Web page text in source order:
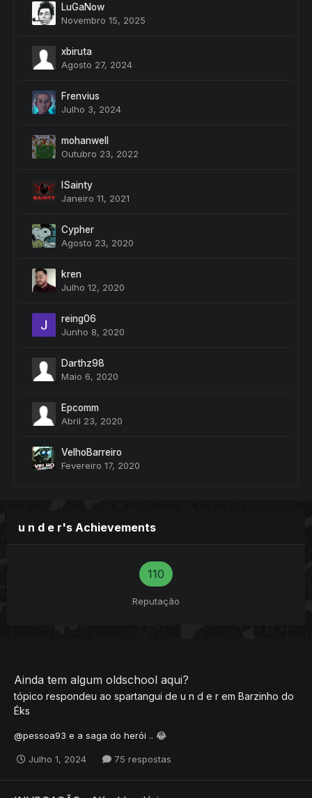
LuGaNow
Novembro 15, 2025
xbiruta
Agosto 27, 2024
Frenvius
Julho 3, 2024
mohanwell
Outubro 23, 2022
lSainty
Janeiro 11, 2021
Cypher
Agosto 23, 2020
kren
Julho 12, 2020
reing06
Junho 8, 2020
Darthz98
Maio 6, 2020
Epcomm
Abril 23, 2020
VelhoBarreiro
Fevereiro 17, 2020
u n d e r's Achievements
110
Reputação
Ainda tem algum oldschool aqui?
tópico respondeu ao spartangui de u n d e r em Barzinho do
Éks
@pessoa93 e a saga do herói .. 😂
Julho 1, 2024 75 respostas